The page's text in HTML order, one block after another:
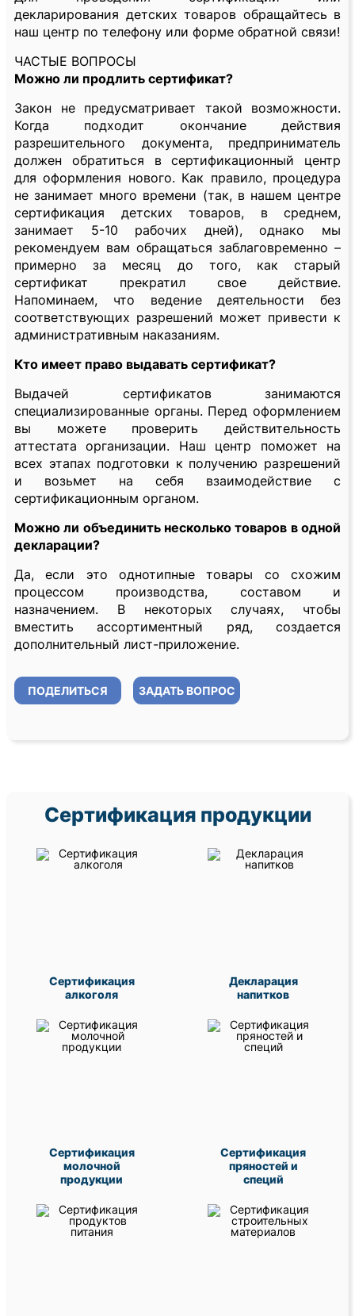
декларирования детских товаров обращайтесь в
наш центр по телефону или форме обратной связи!
ЧАСТЫЕ ВОПРОСЫ
Можно ли продлить сертификат?
Закон не предусматривает такой возможности.
Когда подходит окончание действия
разрешительного документа, предприниматель
должен обратиться в сертификационный центр
для оформления нового. Как правило, процедура
не занимает много времени (так, в нашем центре
сертификация детских товаров, в среднем,
занимает 5-10 рабочих дней), однако мы
рекомендуем вам обращаться заблаговременно –
примерно за месяц до того, как старый
сертификат прекратил свое действие.
Напоминаем, что ведение деятельности без
соответствующих разрешений может привести к
административным наказаниям.
Кто имеет право выдавать сертификат?
Выдачей сертификатов занимаются
специализированные органы. Перед оформлением
вы можете проверить действительность
аттестата организации. Наш центр поможет на
всех этапах подготовки к получению разрешений
и возьмет на себя взаимодействие с
сертификационным органом.
Можно ли объединить несколько товаров в одной
декларации?
Да, если это однотипные товары со схожим
процессом производства, составом и
назначением. В некоторых случаях, чтобы
вместить ассортиментный ряд, создается
дополнительный лист-приложение.
ПОДЕЛИТЬСЯ ЗАДАТЬ ВОПРОС
Сертификация продукции
Сертификация
алкоголя
Декларация
напитков
Сертификация
молочной
продукции
Сертификация
пряностей и
специй